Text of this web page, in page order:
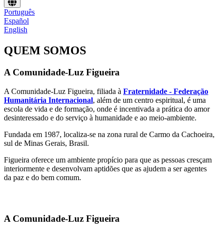
Escolha
um
idioma
Português
Español
English
QUEM SOMOS
A Comunidade-Luz Figueira
A Comunidade-Luz Figueira, filiada à Fraternidade - Federação
Humanitária Internacional, além de um centro espiritual, é uma
escola de vida e de formação, onde é incentivada a prática do amor
desinteressado e do serviço à humanidade e ao meio-ambiente.
Fundada em 1987, localiza-se na zona rural de Carmo da Cachoeira,
sul de Minas Gerais, Brasil.
Figueira oferece um ambiente propício para que as pessoas cresçam
interiormente e desenvolvam aptidões que as ajudem a ser agentes
da paz e do bem comum.
A Comunidade-Luz Figueira